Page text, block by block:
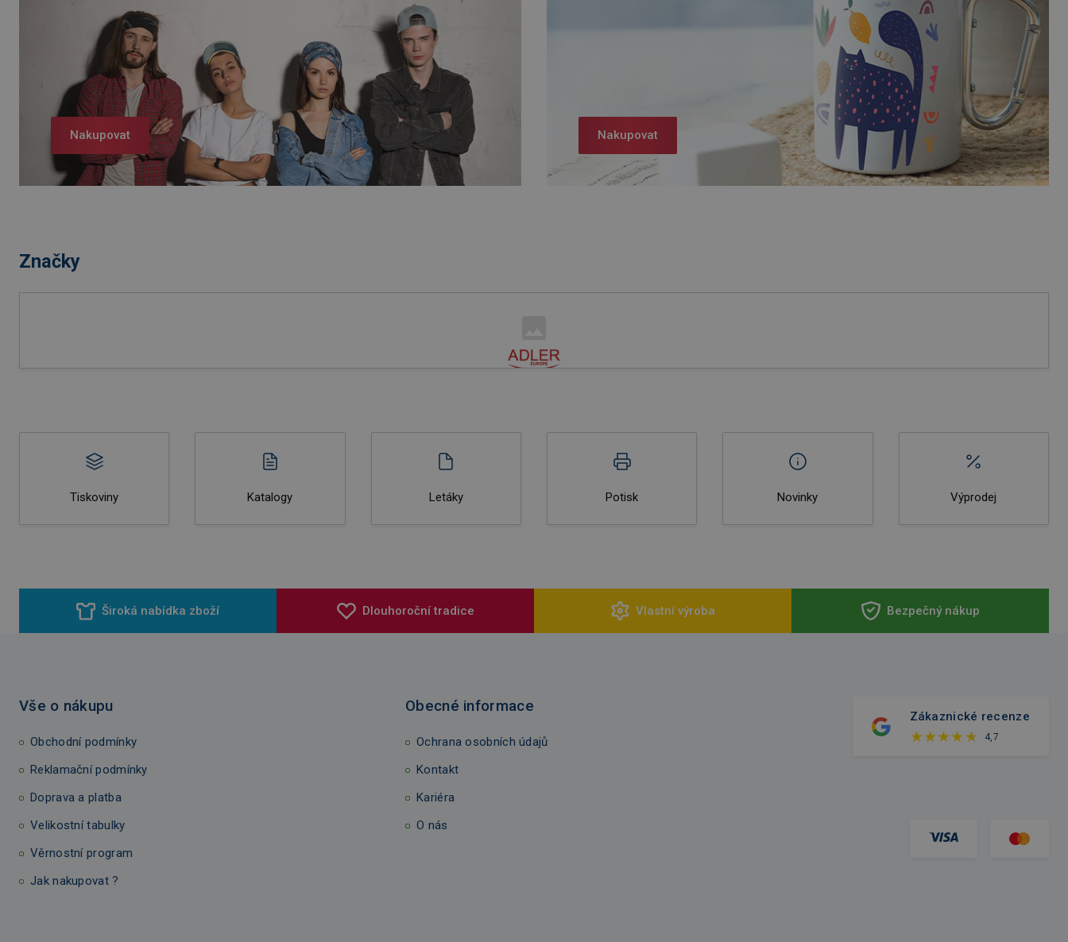
Nakupovat Nakupovat
Značky
Tiskoviny Katalogy Letáky Potisk Novinky Výprodej
Široká nabídka zboží Dlouhoroční tradice Vlastní výroba Bezpečný nákup
Vše o nákupu
Obchodní podmínky
Reklamační podmínky
Doprava a platba
Velikostní tabulky
Věrnostní program
Jak nakupovat ?
Obecné informace
Ochrana osobních údajů
Kontakt
Kariéra
O nás
Zákaznické recenze
4,7